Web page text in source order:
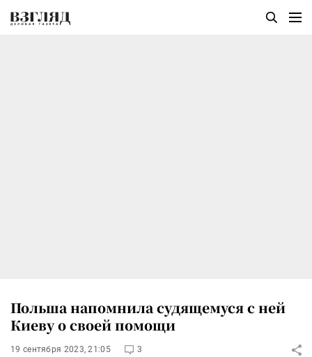
Польша напомнила судящемуся с ней
Киеву о своей помощи
19 сентября 2023, 21:05 3